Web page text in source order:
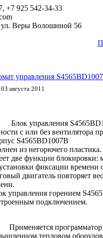
+7 925 542-34-33
Веры Волошиной 56
управления
августа 2011
управления
с или без вентилятора
S4565BD1007B
из негорючего пластика.
две функции
фиксации
двигатель повторяет
управления горением
подключением.
программатор